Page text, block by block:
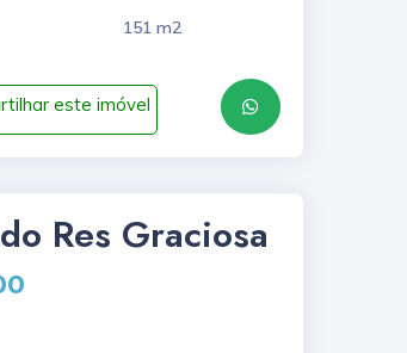
151 m2
este imóvel
Res Graciosa